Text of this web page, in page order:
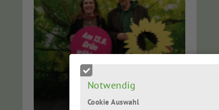
Notwendig
Cookie Auswahl